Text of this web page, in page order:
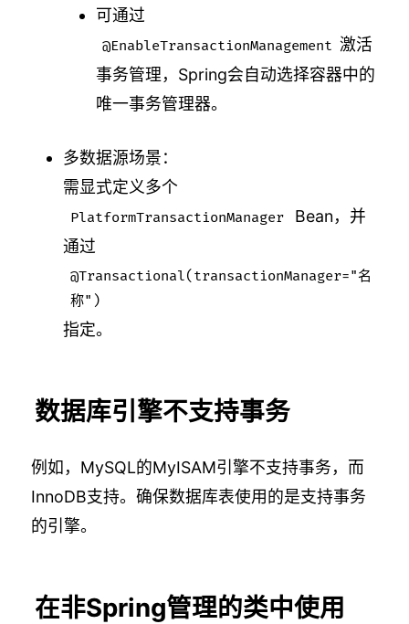
可通过
⁠@EnableTransactionManagement 激活
事务管理，Spring会自动选择容器中的
唯一事务管理器。
多数据源场景：
需显式定义多个
⁠PlatformTransactionManager
Bean，并
通过⁠
@Transactional(transactionManager="名
称")
指定。
数据库引擎不支持事务
例如，MySQL的MyISAM引擎不支持事务，而
InnoDB支持。确保数据库表使用的是支持事务
的引擎。
在非Spring管理的类中使用